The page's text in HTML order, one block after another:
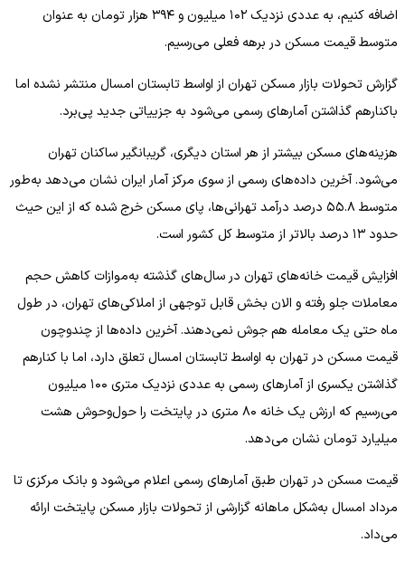
اضافه کنیم، به عددی نزدیک ۱۰۲ میلیون و ۳۹۴ هزار تومان به عنوان
متوسط قیمت مسکن در برهه فعلی می‌رسیم.
گزارش تحولات بازار مسکن تهران از اواسط تابستان امسال منتشر نشده اما
باکنارهم گذاشتن آمار‌های رسمی می‌شود به جزییاتی جدید پی‌برد.
هزینه‌های مسکن بیشتر از هر استان دیگری، گریبانگیر ساکنان تهران
می‌شود. آخرین داده‌های رسمی از سوی مرکز آمار ایران نشان می‌دهد به‌طور
متوسط ۵۵.۸ درصد درآمد تهرانی‌ها، پای مسکن خرج شده که از این حیث
حدود ۱۳ درصد بالاتر از متوسط کل کشور است.
افزایش قیمت خانه‌های تهران در سال‌های گذشته به‌موازات کاهش حجم
معاملات جلو رفته و الان بخش قابل توجهی از املاکی‌های تهران، در طول
ماه حتی یک معامله هم جوش نمی‌دهند. آخرین داده‌ها از چندوچون
قیمت مسکن در تهران به اواسط تابستان امسال تعلق دارد، اما با کنارهم
گذاشتن یکسری از آمار‌های رسمی به عددی نزدیک متری ۱۰۰ میلیون
می‌رسیم که ارزش یک خانه ۸۰ متری در پایتخت را حول‌وحوش هشت
میلیارد تومان نشان می‌دهد.
قیمت مسکن در تهران طبق آمار‌های رسمی اعلام می‌شود و بانک مرکزی تا
مرداد امسال به‌شکل ماهانه گزارشی از تحولات بازار مسکن پایتخت ارائه
می‌داد.